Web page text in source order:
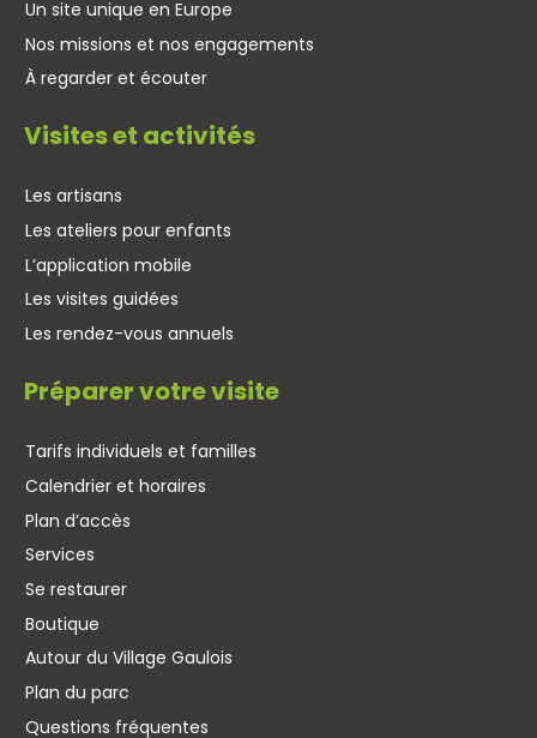
Un site unique en Europe
Nos missions et nos engagements
À regarder et écouter
Visites et activités
Les artisans
Les ateliers pour enfants
L’application mobile
Les visites guidées
Les rendez-vous annuels
Préparer votre visite
Tarifs individuels et familles
Calendrier et horaires
Plan d’accès
Services
Se restaurer
Boutique
Autour du Village Gaulois
Plan du parc
Questions fréquentes